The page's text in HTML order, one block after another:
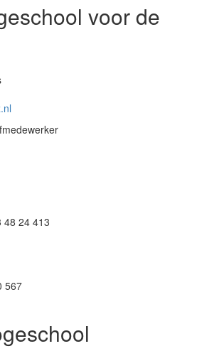
voor de
48 24 413
567